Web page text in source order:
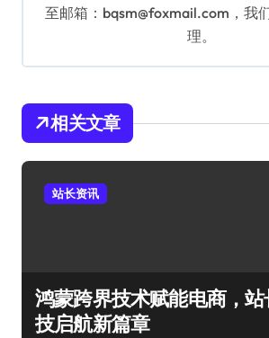
至邮箱：bqsm@foxmail.com，我
理。
相关文章
站长资讯
鸿蒙跨界技术赋能电商，
技启航新篇章